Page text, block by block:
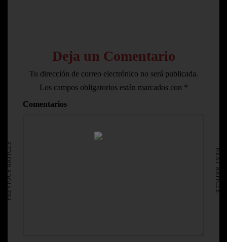
AVISO LEGAL
Deja un Comentario
Tu dirección de correo electrónico no será publicada.
Los campos obligatorios están marcados con *
Comentarios
PREVIOUS ARTICLE NEXT ARTICLE